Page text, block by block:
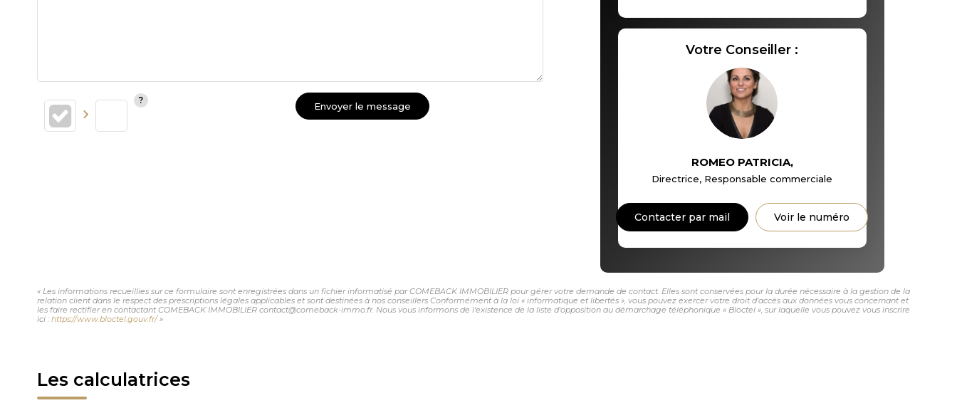
Envoyer le message
Votre Conseiller :
ROMEO PATRICIA,
Directrice, Responsable commerciale
Contacter par mail Voir le numéro
« Les informations recueillies sur ce formulaire sont enregistrées dans un fichier informatisé par COMEBACK IMMOBILIER pour gérer votre demande de contact. Elles sont conservées pour la durée nécessaire à la gestion de la
relation client dans le respect des prescriptions légales applicables et sont destinées à nos conseillers Conformément à la loi « informatique et libertés », vous pouvez exercer votre droit d'accès aux données vous concernant et
les faire rectifier en contactant COMEBACK IMMOBILIER contact@comeback-immo.fr. Nous vous informons de l'existence de la liste d'opposition au démarchage téléphonique « Bloctel », sur laquelle vous pouvez vous inscrire
ici : https://www.bloctel.gouv.fr/»
Les calculatrices